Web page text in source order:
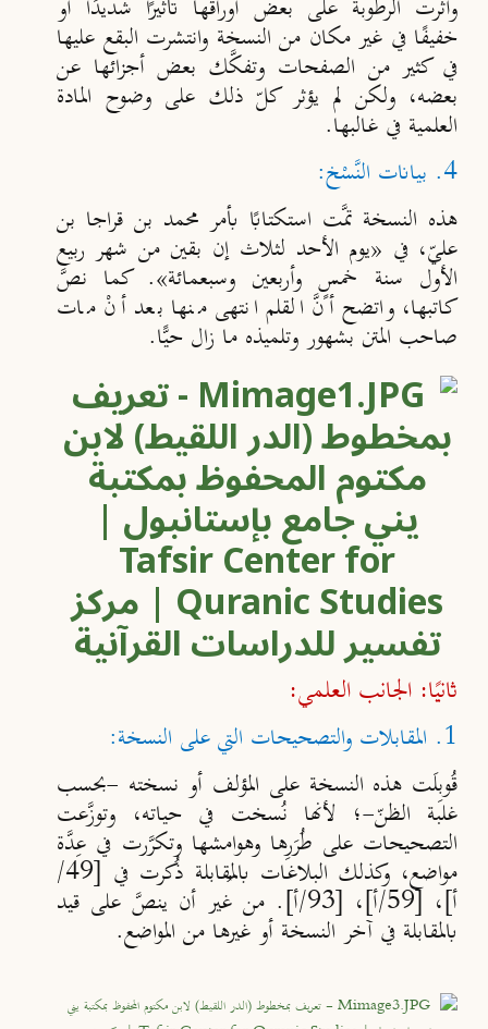
وأثَّرت الرطوبة على بعض أوراقها تأثيرًا شديدًا أو
خفيفًا في غير مكان من النسخة وانتشرت البقع عليها
في كثير من الصفحات وتفكَّك بعض أجزائها عن
بعضه، ولكن لم يؤثر كلّ ذلك على وضوح المادة
العلمية في غالبها.
4. بيانات النَّسْخ:
هذه النسخة تمَّت استكتابًا بأمر محمد بن قراجا بن
عليّ، في «يوم الأحد لثلاث إن بقين من شهر ربيع
الأول سنة خمسٍ وأربعين وسبعمائة». كما نصَّ
كاتبها، واتضح أنَّ القلم انتهى منها بعد أنْ مات
صاحب المتن بشهور وتلميذه ما زال حيًّا.
ثانيًا: الجانب العلمي:
1. المقابلات والتصحيحات التي على النسخة:
قُوبِلَت هذه النسخة على المؤلف أو نسخته -بحسب
غلبة الظنّ-؛ لأنها نُسخت في حياته، وتوزَّعت
التصحيحات على طُرَرِها وهوامشها وتكرَّرت في عِدَّة
مواضع، وكذلك البلاغات بالمُقابلة ذُكرت في [49/
أ]، [59/أ]، [93/أ]. من غير أن ينصَّ على قيد
بالمقابلة في آخر النسخة أو غيرها من المواضع.